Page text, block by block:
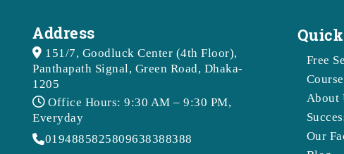
Address
151/7, Goodluck Center (4th Floor),
Panthapath Signal, Green Road, Dhaka-
1205
Office Hours: 9:30 AM – 9:30 PM,
Everyday
0194885825809638388388
Free
About
Our